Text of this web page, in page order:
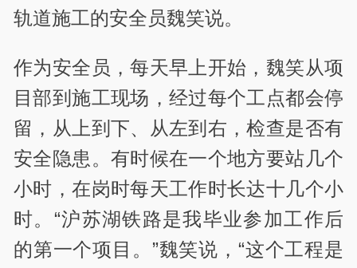
轨道施工的安全员魏笑说。
作为安全员，每天早上开始，魏笑从项
目部到施工现场，经过每个工点都会停
留，从上到下、从左到右，检查是否有
安全隐患。有时候在一个地方要站几个
小时，在岗时每天工作时长达十几个小
时。“沪苏湖铁路是我毕业参加工作后
的第一个项目。”魏笑说，“这个工程是